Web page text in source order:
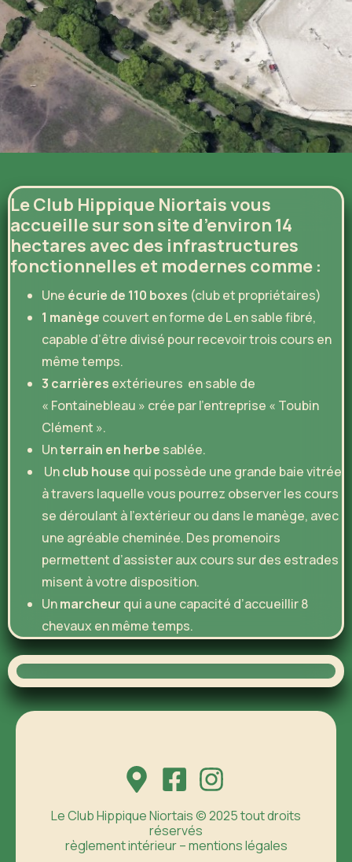
Le Club Hippique Niortais vous
accueille sur son site d’environ 14
hectares avec des infrastructures
fonctionnelles et modernes comme :
Une écurie de 110 boxes (club et propriétaires)
1 manège couvert en forme de L en sable fibré,
capable d’être divisé pour recevoir trois cours en
même temps.
3 carrières extérieures en sable de
« Fontainebleau » crée par l’entreprise « Toubin
Clément ».
Unterrain en herbe sablée.
Unclub house qui possède une grande baie vitrée
à travers laquelle vous pourrez observer les cours
se déroulant à l’extérieur ou dans le manège, avec
une agréable cheminée. Des promenoirs
permettent d’assister aux cours sur des estrades
misent à votre disposition.
Unmarcheur qui a une capacité d’accueillir 8
chevaux en même temps.
Le Club Hippique Niortais © 2025 tout droits
réservés
règlement intérieur – mentions légales